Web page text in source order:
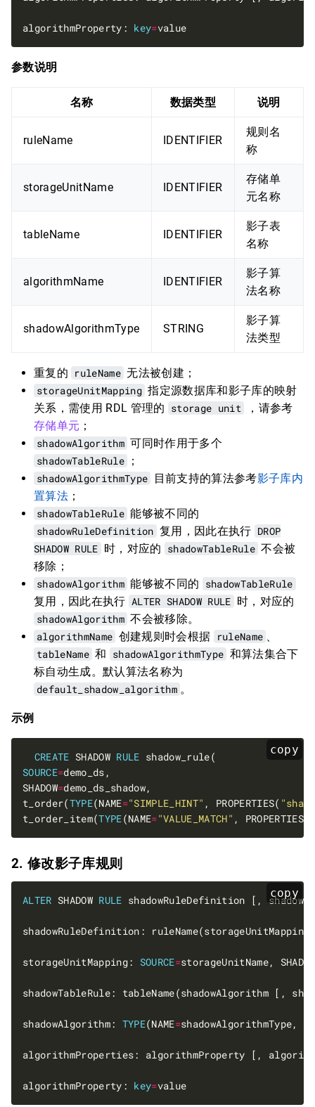
algorithmProperty: key=
参数说明
名称 数据类型 说明
ruleName IDENTIFIER
规则名
称
storageUnitName IDENTIFIER
存储单
元名称
tableName IDENTIFIER
影子表
名称
algorithmName IDENTIFIER
影子算
法名称
shadowAlgorithmType STRING
影子算
法类型
重复的 ruleName 无法被创建；
storageUnitMapping 指定源数据库和影子库的映射
关系，需使用 RDL 管理的 storage unit
，请参考
存储单元 ；
shadowAlgorithm 可同时作用于多个
shadowTableRule ；
shadowAlgorithmType 目前支持的算法参考影子库内
置算法 ；
shadowTableRule 能够被不同的
shadowRuleDefinition 复用，因此在执行 DROP
SHADOW RULE 时，对应的 shadowTableRule 不会被
移除；
shadowAlgorithm 能够被不同的 shadowTableRule
复用，因此在执行 ALTER SHADOW RULE 时，对应的
shadowAlgorithm 不会被移除。
algorithmName 创建规则时会根据 ruleName 、
tableName 和 shadowAlgorithmType 和算法集合下
标自动生成。默认算法名称为
default_shadow_algorithm 。
示例
copy
CREATE SHADOW RULE
SOURCE=
SHADOW=
t_order(TYPE(NAME="SIMPLE_HINT" , PROPERTIES(
t_order_item(TYPE(NAME="VALUE_MATCH" , PROPERTIES(
2. 修改影子库规则
copy
ALTER SHADOW RULE
storageUnitMapping: SOURCE=storageUnitName, SHADOW
shadowAlgorithm: TYPE(NAME=
algorithmProperty: key=